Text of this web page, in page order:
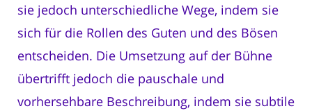
sie jedoch unterschiedliche Wege, indem sie
sich für die Rollen des Guten und des Bösen
entscheiden. Die Umsetzung auf der Bühne
übertrifft jedoch die pauschale und
vorhersehbare Beschreibung, indem sie subtile